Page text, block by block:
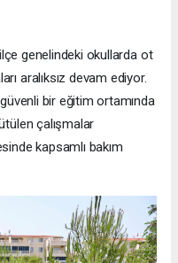
genelindeki okullarda ot
aralıksız devam ediyor.
bir eğitim ortamında
çalışmalar
kapsamlı bakım